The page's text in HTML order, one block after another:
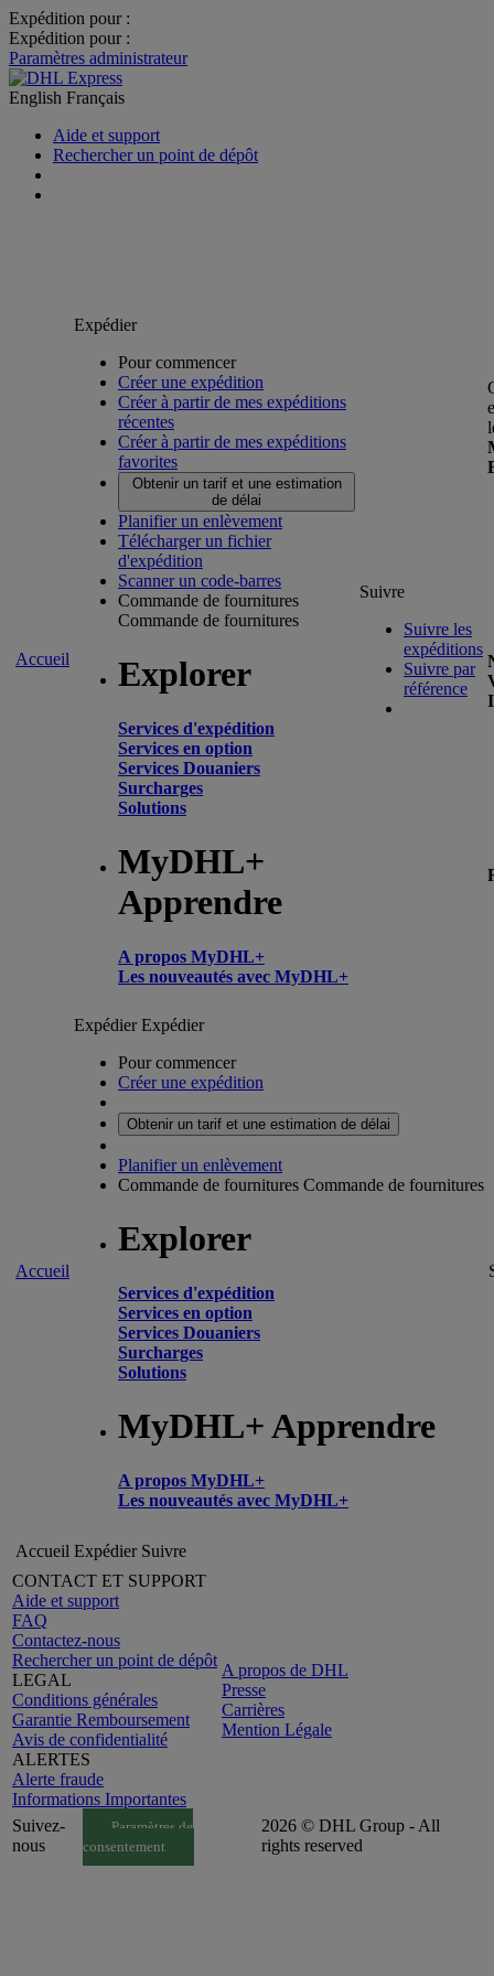
Expédition pour :
Expédition pour :
Paramètres administrateur
English Français
Aide et support
Rechercher un point de dépôt
Accueil
Expédier
Pour commencer
Créer une expédition
Créer à partir de mes expéditions
récentes
Créer à partir de mes expéditions
favorites
Obtenir un tarif et une estimation
de délai
Planifier un enlèvement
Télécharger un fichier
d'expédition
Scanner un code-barres
Commande de fournitures
Commande de fournitures
Explorer
Services d'expédition
Services en option
Services Douaniers
Surcharges
Solutions
MyDHL+
Apprendre
A propos MyDHL+
Les nouveautés avec MyDHL+
Suivre
Suivre les
expéditions
Suivre par
référence
Accueil
ExpédierExpédier
Pour commencer
Créer une expédition
Obtenir un tarif et une estimation de délai
Planifier un enlèvement
Commande de fournitures Commande de fournitures
Explorer
Services d'expédition
Services en option
Services Douaniers
Surcharges
Solutions
MyDHL+ Apprendre
A propos MyDHL+
Les nouveautés avec MyDHL+
Accueil Expédier Suivre
CONTACT ET SUPPORT
Aide et support
FAQ
Contactez-nous
Rechercher un point de dépôt
LEGAL
Conditions générales
Garantie Remboursement
Avis de confidentialité
ALERTES
Alerte fraude
Informations Importantes
A propos de DHL
Presse
Carrières
Mention Légale
Suivez-
nous
Paramètres de
consentement
2026 © DHL Group - All
rights reserved